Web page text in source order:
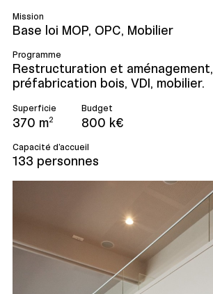
Mission
Base loi MOP, OPC, Mobilier
Programme
Restructuration et aménagement,
préfabrication bois, VDI, mobilier.
Superficie
370 m2
Budget
800 k€
Capacité d’accueil
133 personnes